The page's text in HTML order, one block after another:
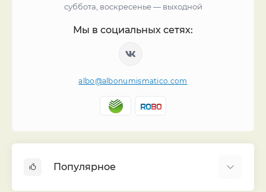
суббота, воскресенье — выходной
Мы в социальных сетях:
albo@albonumismatico.com
Популярное